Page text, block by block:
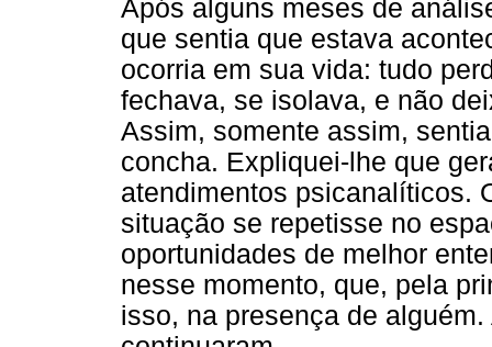
Após alguns meses de
que sentia que estava
ocorria em sua vida: tudo
fechava, se isolava, e não
Assim, somente assim,
concha. Expliquei-lhe que
atendimentos psicanalíticos.
situação se repetisse no
oportunidades de melhor
nesse momento, que, pela
isso, na presença de